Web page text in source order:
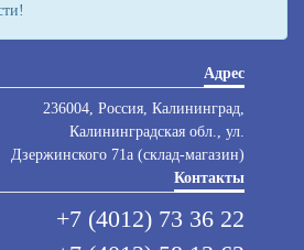
Адрес
236004, Россия, Калининград,
Калининградская обл., ул.
Дзержинского 71а (склад-магазин)
Контакты
+7 (4012) 73 36 22